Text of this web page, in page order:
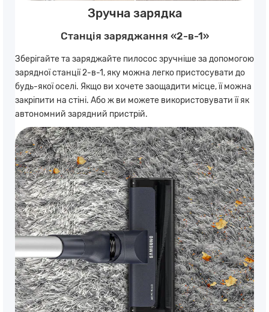
Зручна зарядка
Станція заряджання «2-в-1»
Зберігайте та заряджайте пилосос зручніше за допомогою
зарядної станції 2-в-1, яку можна легко пристосувати до
будь-якої оселі. Якщо ви хочете заощадити місце, її можна
закріпити на стіні. Або ж ви можете використовувати її як
автономний зарядний пристрій.